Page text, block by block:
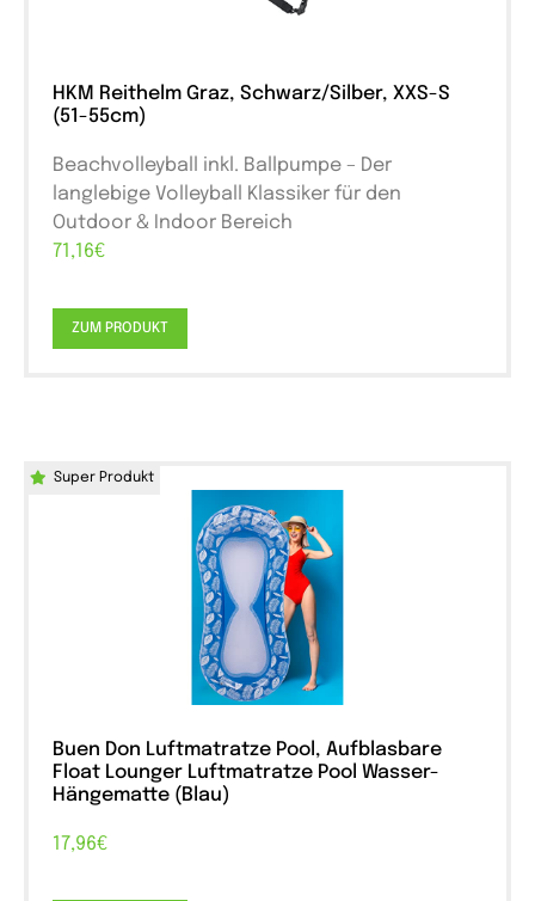
HKM Reithelm Graz, Schwarz/Silber, XXS-S
(51-55cm)
Beachvolleyball inkl. Ballpumpe – Der
langlebige Volleyball Klassiker für den
Outdoor & Indoor Bereich
71,16€
ZUM PRODUKT
Buen Don Luftmatratze Pool, Aufblasbare
Float Lounger Luftmatratze Pool Wasser-
Hängematte (Blau)
17,96€
Super Produkt